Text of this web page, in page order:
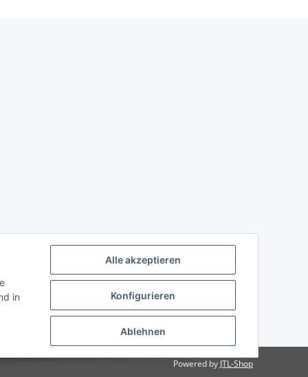
Alle akzeptieren
Konfigurieren
Ablehnen
in
Powered by JTL-Shop